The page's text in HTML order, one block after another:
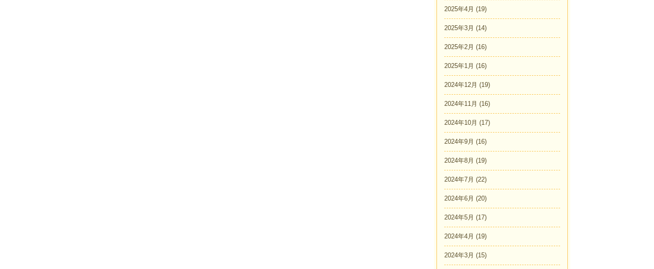
2025年4月 (19)
2025年3月 (14)
2025年2月 (16)
2025年1月 (16)
2024年12月 (19)
2024年11月 (16)
2024年10月 (17)
2024年9月 (16)
2024年8月 (19)
2024年7月 (22)
2024年6月 (20)
2024年5月 (17)
2024年4月 (19)
2024年3月 (15)